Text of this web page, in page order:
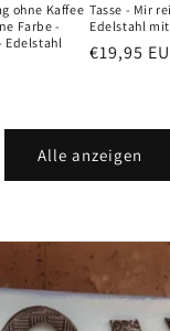
ohne Kaffee
Farbe -
Edelstahl
Tasse - Mir
Edelstahl
Normaler
€19,95
Alle anzeigen